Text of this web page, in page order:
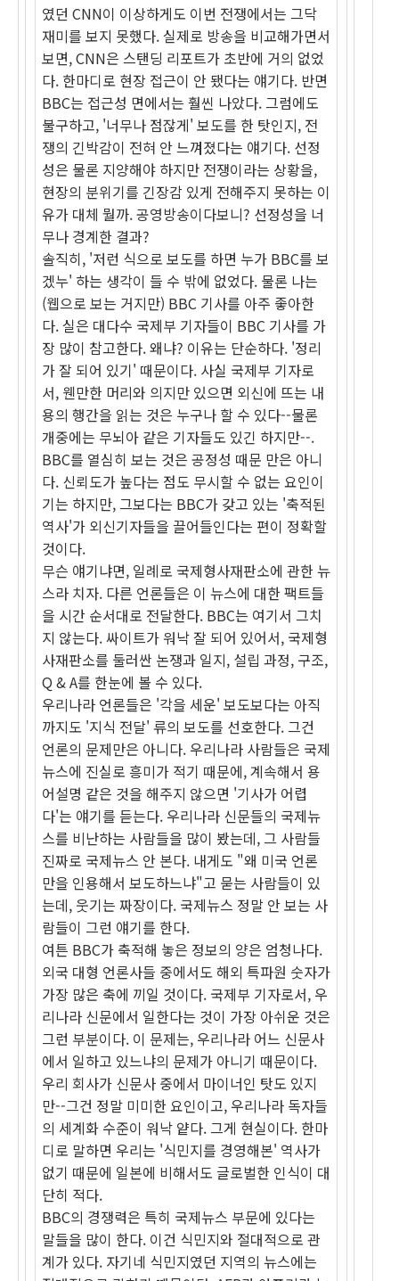
였던 CNN이 이상하게도 이번 전쟁에서는 그닥
재미를 보지 못했다. 실제로 방송을 비교해가면서
보면, CNN은 스탠딩 리포트가 초반에 거의 없었
다. 한마디로 현장 접근이 안 됐다는 얘기다. 반면
BBC는 접근성 면에서는 훨씬 나았다. 그럼에도
불구하고, '너무나 점잖게' 보도를 한 탓인지, 전
쟁의 긴박감이 전혀 안 느껴졌다는 얘기다. 선정
성은 물론 지양해야 하지만 전쟁이라는 상황을,
현장의 분위기를 긴장감 있게 전해주지 못하는 이
유가 대체 뭘까. 공영방송이다보니? 선정성을 너
무나 경계한 결과?
솔직히, '저런 식으로 보도를 하면 누가 BBC를 보
겠누' 하는 생각이 들 수 밖에 없었다. 물론 나는
(웹으로 보는 거지만) BBC 기사를 아주 좋아한
다. 실은 대다수 국제부 기자들이 BBC 기사를 가
장 많이 참고한다. 왜냐? 이유는 단순하다. '정리
가 잘 되어 있기' 때문이다. 사실 국제부 기자로
서, 웬만한 머리와 의지만 있으면 외신에 뜨는 내
용의 행간을 읽는 것은 누구나 할 수 있다--물론
개중에는 무뇌아 같은 기자들도 있긴 하지만--.
BBC를 열심히 보는 것은 공정성 때문 만은 아니
다. 신뢰도가 높다는 점도 무시할 수 없는 요인이
기는 하지만, 그보다는 BBC가 갖고 있는 '축적된
역사'가 외신기자들을 끌어들인다는 편이 정확할
것이다.
무슨 얘기냐면, 일례로 국제형사재판소에 관한 뉴
스라 치자. 다른 언론들은 이 뉴스에 대한 팩트들
을 시간 순서대로 전달한다. BBC는 여기서 그치
지 않는다. 싸이트가 워낙 잘 되어 있어서, 국제형
사재판소를 둘러싼 논쟁과 일지, 설립 과정, 구조,
Q & A를 한눈에 볼 수 있다.
우리나라 언론들은 '각을 세운' 보도보다는 아직
까지도 '지식 전달' 류의 보도를 선호한다. 그건
언론의 문제만은 아니다. 우리나라 사람들은 국제
뉴스에 진실로 흥미가 적기 때문에, 계속해서 용
어설명 같은 것을 해주지 않으면 '기사가 어렵
다'는 얘기를 듣는다. 우리나라 신문들의 국제뉴
스를 비난하는 사람들을 많이 봤는데, 그 사람들
진짜로 국제뉴스 안 본다. 내게도 "왜 미국 언론
만을 인용해서 보도하느냐"고 묻는 사람들이 있
는데, 웃기는 짜장이다. 국제뉴스 정말 안 보는 사
람들이 그런 얘기를 한다.
여튼 BBC가 축적해 놓은 정보의 양은 엄청나다.
외국 대형 언론사들 중에서도 해외 특파원 숫자가
가장 많은 축에 끼일 것이다. 국제부 기자로서, 우
리나라 신문에서 일한다는 것이 가장 아쉬운 것은
그런 부분이다. 이 문제는, 우리나라 어느 신문사
에서 일하고 있느냐의 문제가 아니기 때문이다.
우리 회사가 신문사 중에서 마이너인 탓도 있지
만--그건 정말 미미한 요인이고, 우리나라 독자들
의 세계화 수준이 워낙 얕다. 그게 현실이다. 한마
디로 말하면 우리는 '식민지를 경영해본' 역사가
없기 때문에 일본에 비해서도 글로벌한 인식이 대
단히 적다.
BBC의 경쟁력은 특히 국제뉴스 부문에 있다는
말들을 많이 한다. 이건 식민지와 절대적으로 관
계가 있다. 자기네 식민지였던 지역의 뉴스에는